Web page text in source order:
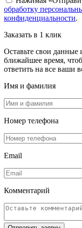
обработку
конфиденциальности.
Заказать в 1 клик
Оставьте свои
ближайшее время,
ответить на все ваши
Имя и фамилия
Номер телефона
Email
Комментарий